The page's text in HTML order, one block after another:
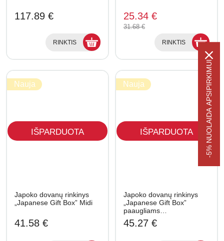
117.89 €
RINKTIS
25.34 €
31.68 €
RINKTIS
Nauja
IŠPARDUOTA
Japoko dovanų rinkinys
„Japanese Gift Box” Midi
41.58 €
Nauja
IŠPARDUOTA
Japoko dovanų rinkinys
„Japanese Gift Box”
paaugliams…
45.27 €
-5% NUOLAIDA APSIPIRKIMUI